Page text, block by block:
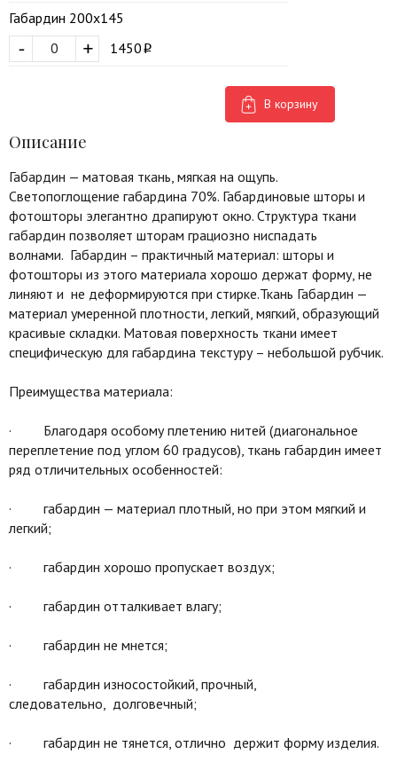
Габардин 200х145
+
- 1450
В корзину
Описание
Габардин — матовая ткань, мягкая на ощупь.
Светопоглощение габардина 70%. Габардиновые шторы и
фотошторы элегантно драпируют окно. Структура ткани
габардин позволяет шторам грациозно ниспадать
волнами. Габардин – практичный материал: шторы и
фотошторы из этого материала хорошо держат форму, не
линяют и не деформируются при стирке.Ткань Габардин —
материал умеренной плотности, легкий, мягкий, образующий
красивые складки. Матовая поверхность ткани имеет
специфическую для габардина текстуру – небольшой рубчик.
Преимущества материала:
· Благодаря особому плетению нитей (диагональное
переплетение под углом 60 градусов), ткань габардин имеет
ряд отличительных особенностей:
· габардин — материал плотный, но при этом мягкий и
легкий;
· габардин хорошо пропускает воздух;
· габардин отталкивает влагу;
· габардин не мнется;
· габардин износостойкий, прочный,
следовательно, долговечный;
· габардин не тянется, отлично держит форму изделия.